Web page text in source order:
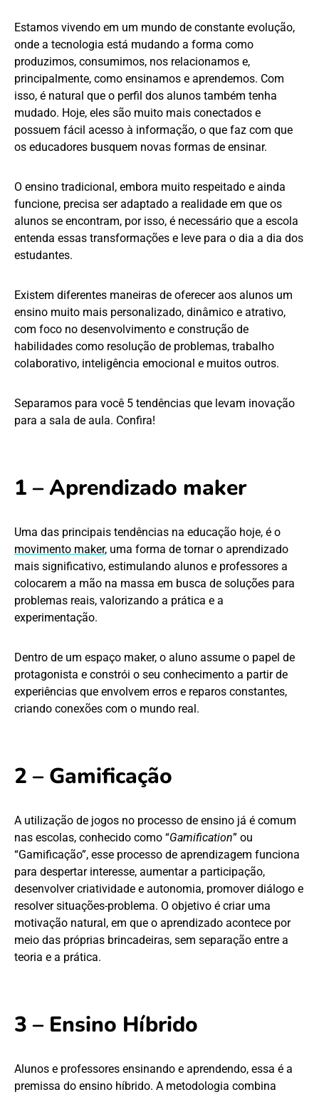
Estamos vivendo em um mundo de constante evolução,
onde a tecnologia está mudando a forma como
produzimos, consumimos, nos relacionamos e,
principalmente, como ensinamos e aprendemos. Com
isso, é natural que o perfil dos alunos também tenha
mudado. Hoje, eles são muito mais conectados e
possuem fácil acesso à informação, o que faz com que
os educadores busquem novas formas de ensinar.
O ensino tradicional, embora muito respeitado e ainda
funcione, precisa ser adaptado a realidade em que os
alunos se encontram, por isso, é necessário que a escola
entenda essas transformações e leve para o dia a dia dos
estudantes.
Existem diferentes maneiras de oferecer aos alunos um
ensino muito mais personalizado, dinâmico e atrativo,
com foco no desenvolvimento e construção de
habilidades como resolução de problemas, trabalho
colaborativo, inteligência emocional e muitos outros.
Separamos para você 5 tendências que levam inovação
para a sala de aula. Confira!
1 – Aprendizado maker
Uma das principais tendências na educação hoje, é o
movimento maker, uma forma de tornar o aprendizado
mais significativo, estimulando alunos e professores a
colocarem a mão na massa em busca de soluções para
problemas reais, valorizando a prática e a
experimentação.
Dentro de um espaço maker, o aluno assume o papel de
protagonista e constrói o seu conhecimento a partir de
experiências que envolvem erros e reparos constantes,
criando conexões com o mundo real.
2 – Gamificação
A utilização de jogos no processo de ensino já é comum
nas escolas, conhecido como “Gamification” ou
“Gamificação”, esse processo de aprendizagem funciona
para despertar interesse, aumentar a participação,
desenvolver criatividade e autonomia, promover diálogo e
resolver situações-problema. O objetivo é criar uma
motivação natural, em que o aprendizado acontece por
meio das próprias brincadeiras, sem separação entre a
teoria e a prática.
3 – Ensino Híbrido
Alunos e professores ensinando e aprendendo, essa é a
premissa do ensino híbrido. A metodologia combina